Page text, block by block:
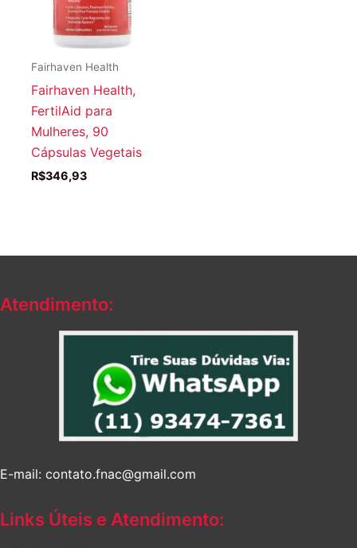
Fairhaven Health
Fairhaven Health,
FertilAid para
Mulheres, 90
Cápsulas Vegetais
R$346,93
Atendimento:
E-mail: contato.fnac@gmail.com
Links Úteis e Atendimento: